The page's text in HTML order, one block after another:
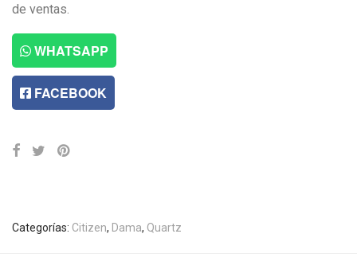
de ventas.
WHATSAPP
FACEBOOK
Categorías: Citizen, Dama, Quartz